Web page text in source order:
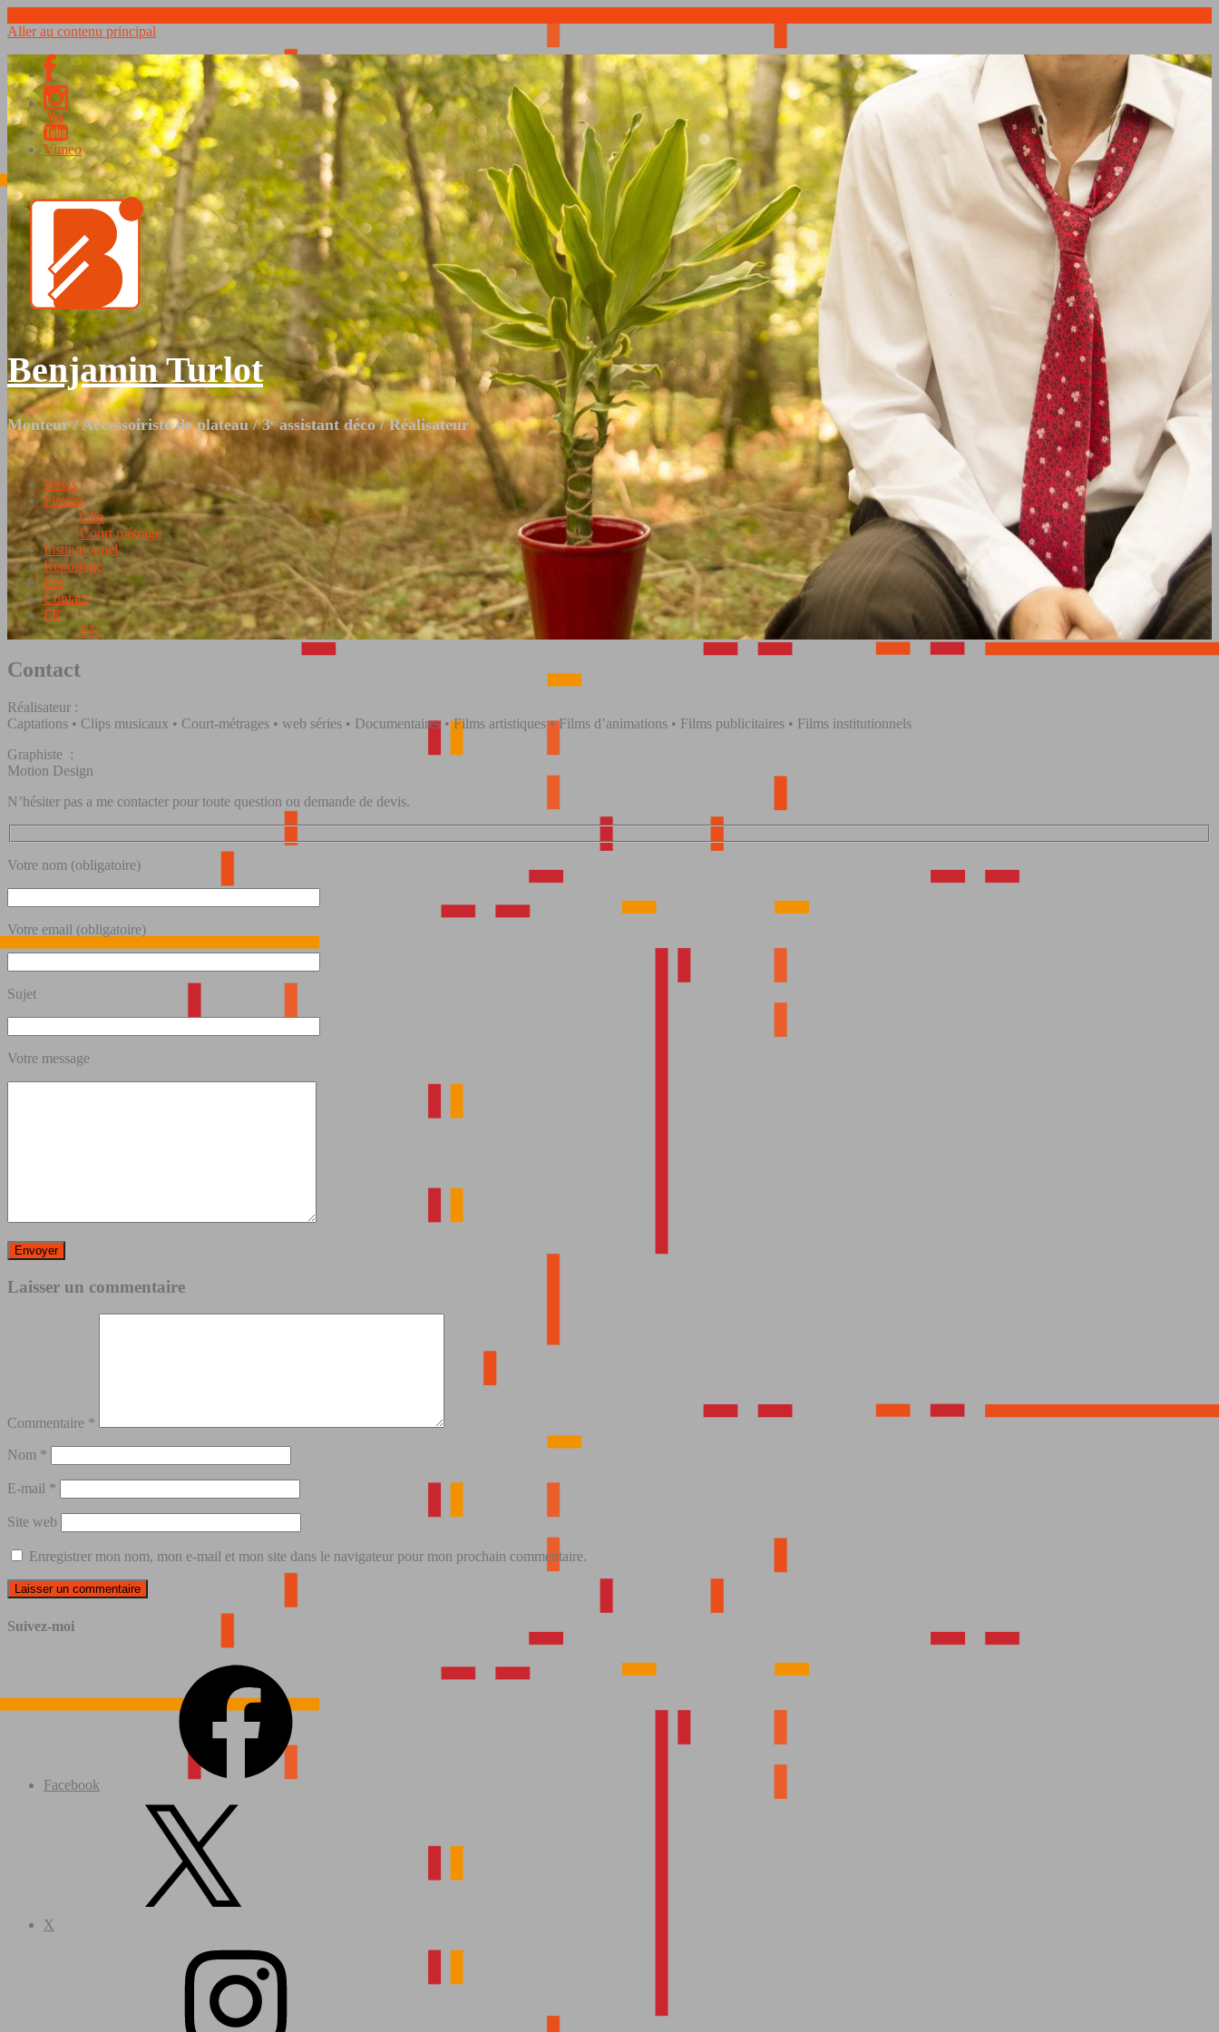
Aller au contenu principal
Vimeo
Benjamin Turlot
Monteur / Accessoiriste de plateau / 3ᵉ assistant déco / Réalisateur
News
Fiction
Clip
Court métrage
Institutionnel
Reportage
Bio
Contact
FR
EN
Contact
Réalisateur :
Captations • Clips musicaux • Court-métrages • web séries • Documentaires • Films artistiques • Films d’animations • Films publicitaires • Films institutionnels
Graphiste :
Motion Design
N’hésiter pas a me contacter pour toute question ou demande de devis.
Votre nom (obligatoire)
Votre email (obligatoire)
Sujet
Votre message
Laisser un commentaire
Commentaire *
Nom *
E-mail *
Site web
Enregistrer mon nom, mon e-mail et mon site dans le navigateur pour mon prochain commentaire.
Suivez-moi
Facebook
X